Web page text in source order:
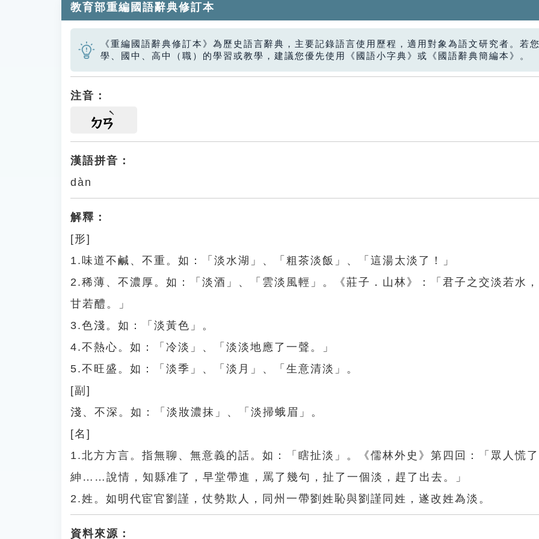
教育部重編國語辭典修訂本
《重編國語辭典修訂本》為歷史語言辭典，主要記錄語言使用歷程，適用對象為語文研究者。若
學、國中、高中（職）的學習或教學，建議您優先使用《國語小字典》或《國語辭典簡編本》。
注音：
ㄉㄢ
漢語拼音：
dàn
解釋：
[形]
1.味道不鹹、不重。如：「淡水湖」、「粗茶淡飯」、「這湯太淡了！」
2.稀薄、不濃厚。如：「淡酒」、「雲淡風輕」。《莊子．山林》：「君子之交淡若水
甘若醴。」
3.色淺。如：「淡黃色」。
4.不熱心。如：「冷淡」、「淡淡地應了一聲。」
5.不旺盛。如：「淡季」、「淡月」、「生意清淡」。
[副]
淺、不深。如：「淡妝濃抹」、「淡掃蛾眉」。
[名]
1.北方方言。指無聊、無意義的話。如：「瞎扯淡」。《儒林外史》第四回：「眾人慌
紳……說情，知縣准了，早堂帶進，罵了幾句，扯了一個淡，趕了出去。」
2.姓。如明代宦官劉謹，仗勢欺人，同州一帶劉姓恥與劉謹同姓，遂改姓為淡。
資料來源：